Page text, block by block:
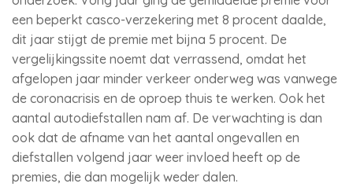
een beperkt casco-verzekering met 8 procent daalde,
dit jaar stijgt de premie met bijna 5 procent. De
vergelijkingssite noemt dat verrassend, omdat het
afgelopen jaar minder verkeer onderweg was vanwege
de coronacrisis en de oproep thuis te werken. Ook het
aantal autodiefstallen nam af. De verwachting is dan
ook dat de afname van het aantal ongevallen en
diefstallen volgend jaar weer invloed heeft op de
premies, die dan mogelijk weder dalen.